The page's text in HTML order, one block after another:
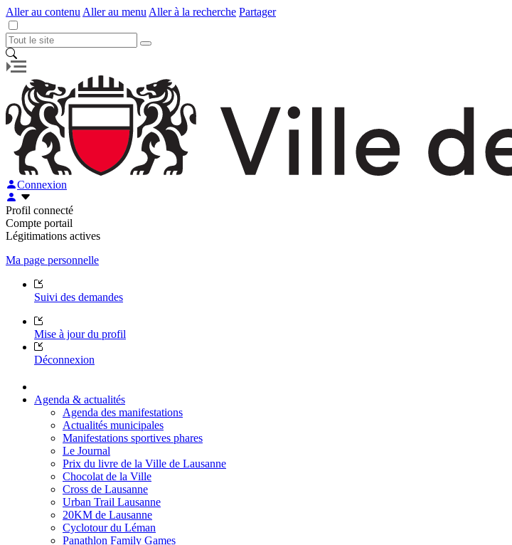
Aller au contenu Aller au menu Aller à la recherche Partager
Connexion
Profil connecté
Compte portail
Légitimations actives
Ma page personnelle
Suivi des demandes
Mise à jour du profil
Déconnexion
Agenda & actualités
Agenda des manifestations
Actualités municipales
Manifestations sportives phares
Le Journal
Prix du livre de la Ville de Lausanne
Chocolat de la Ville
Cross de Lausanne
Urban Trail Lausanne
20KM de Lausanne
Cyclotour du Léman
Panathlon Family Games